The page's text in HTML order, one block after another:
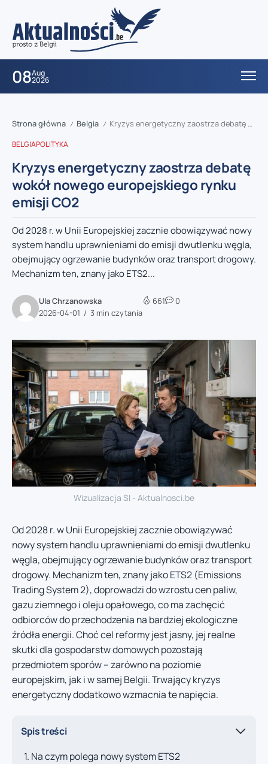
08Aug
2026
Strona główna / Belgia / Kryzys energetyczny zaostrza debatę wokół nowego europejskiego rynku emisji CO2
BELGIAPOLITYKA
Kryzys energetyczny zaostrza debatę
wokół nowego europejskiego rynku
emisji CO2
Od 2028 r. w Unii Europejskiej zacznie obowiązywać nowy
system handlu uprawnieniami do emisji dwutlenku węgla,
obejmujący ogrzewanie budynków oraz transport drogowy.
Mechanizm ten, znany jako ETS2...
Ula Chrzanowska
2026-04-01
3 min czytania
661 0
Wizualizacja SI - Aktualnosci.be
Od 2028 r. w Unii Europejskiej zacznie obowiązywać
nowy system handlu uprawnieniami do emisji dwutlenku
węgla, obejmujący ogrzewanie budynków oraz transport
drogowy. Mechanizm ten, znany jako ETS2 (Emissions
Trading System 2), doprowadzi do wzrostu cen paliw,
gazu ziemnego i oleju opałowego, co ma zachęcić
odbiorców do przechodzenia na bardziej ekologiczne
źródła energii. Choć cel reformy jest jasny, jej realne
skutki dla gospodarstw domowych pozostają
przedmiotem sporów – zarówno na poziomie
europejskim, jak i w samej Belgii. Trwający kryzys
energetyczny dodatkowo wzmacnia te napięcia.
Spis treści
Na czym polega nowy system ETS2